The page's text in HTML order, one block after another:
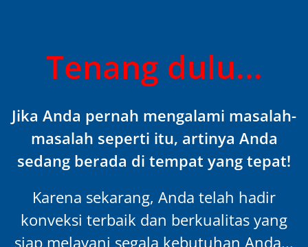
Tenang dulu...
Jika Anda pernah mengalami masalah-
masalah seperti itu, artinya Anda
sedang berada di tempat yang tepat!
Karena sekarang, Anda telah hadir
konveksi terbaik dan berkualitas yang
siap melayani segala kebutuhan Anda...